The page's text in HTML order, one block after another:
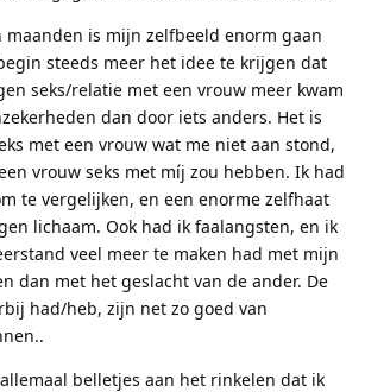
maanden is mijn zelfbeeld enorm gaan
steeds meer het idee te krijgen dat
seks/relatie met een vrouw meer kwam
dan door iets anders. Het is
met een vrouw wat me niet aan stond,
vrouw seks met míj zou hebben. Ik had
te vergelijken, en een enorme zelfhaat
lichaam. Ook had ik faalangsten, en ik
veel meer te maken had met mijn
dan met het geslacht van de ander. De
had/heb, zijn net zo goed van
belletjes aan het rinkelen dat ik